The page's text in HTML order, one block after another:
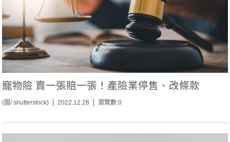
寵物險 賣一張賠一張！產險業停售、改條款
(圖/ shutterstock) 2022.12.28 瀏覽數:0